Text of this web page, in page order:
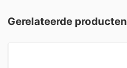
Gerelateerde producten